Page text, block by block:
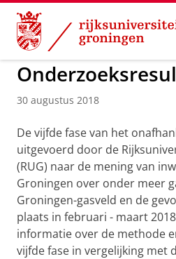
Skip
Content
Skip
Navigation
30 augustus 2018
De vijfde fase van het
uitgevoerd door de
(RUG) naar de mening van
Groningen over onder meer
Groningen-gasveld en de
plaats in februari - maart
informatie over de methode
vijfde fase in vergelijking met